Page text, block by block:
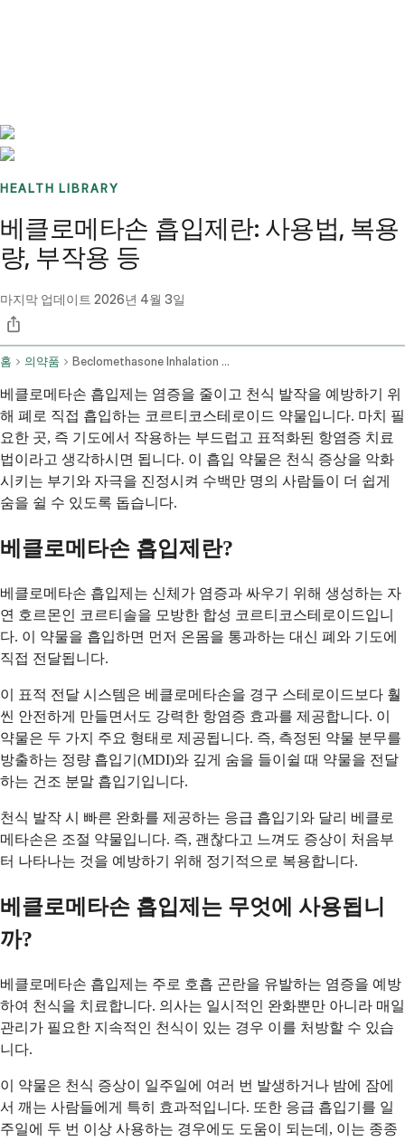
HEALTH LIBRARY
베클로메타손 흡입제란: 사용법, 복용
량, 부작용 등
마지막 업데이트 2026년 4월 3일
홈 의약품 Beclomethasone Inhalation Route
베클로메타손 흡입제는 염증을 줄이고 천식 발작을 예방하기 위
해 폐로 직접 흡입하는 코르티코스테로이드 약물입니다. 마치 필
요한 곳, 즉 기도에서 작용하는 부드럽고 표적화된 항염증 치료
법이라고 생각하시면 됩니다. 이 흡입 약물은 천식 증상을 악화
시키는 부기와 자극을 진정시켜 수백만 명의 사람들이 더 쉽게
숨을 쉴 수 있도록 돕습니다.
베클로메타손 흡입제란?
베클로메타손 흡입제는 신체가 염증과 싸우기 위해 생성하는 자
연 호르몬인 코르티솔을 모방한 합성 코르티코스테로이드입니
다. 이 약물을 흡입하면 먼저 온몸을 통과하는 대신 폐와 기도에
직접 전달됩니다.
이 표적 전달 시스템은 베클로메타손을 경구 스테로이드보다 훨
씬 안전하게 만들면서도 강력한 항염증 효과를 제공합니다. 이
약물은 두 가지 주요 형태로 제공됩니다. 즉, 측정된 약물 분무를
방출하는 정량 흡입기(MDI)와 깊게 숨을 들이쉴 때 약물을 전달
하는 건조 분말 흡입기입니다.
천식 발작 시 빠른 완화를 제공하는 응급 흡입기와 달리 베클로
메타손은 조절 약물입니다. 즉, 괜찮다고 느껴도 증상이 처음부
터 나타나는 것을 예방하기 위해 정기적으로 복용합니다.
베클로메타손 흡입제는 무엇에 사용됩니
까?
베클로메타손 흡입제는 주로 호흡 곤란을 유발하는 염증을 예방
하여 천식을 치료합니다. 의사는 일시적인 완화뿐만 아니라 매일
관리가 필요한 지속적인 천식이 있는 경우 이를 처방할 수 있습
니다.
이 약물은 천식 증상이 일주일에 여러 번 발생하거나 밤에 잠에
서 깨는 사람들에게 특히 효과적입니다. 또한 응급 흡입기를 일
주일에 두 번 이상 사용하는 경우에도 도움이 되는데, 이는 종종